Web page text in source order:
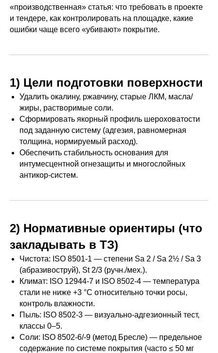
«производственная» статья: что требовать в проекте
и тендере, как контролировать на площадке, какие
ошибки чаще всего «убивают» покрытие.
1) Цели подготовки поверхности
Удалить окалину, ржавчину, старые ЛКМ, масла/
жиры, растворимые соли.
Сформировать якорный профиль шероховатости
под заданную систему (адгезия, равномерная
толщина, нормируемый расход).
Обеспечить стабильность основания для
интумесцентной огнезащиты и многослойных
антикор-систем.
2) Нормативные ориентиры (что
закладывать в ТЗ)
Чистота: ISO 8501-1 — степени Sa 2 / Sa 2½ / Sa 3
(абразивоструй), St 2/3 (ручн./мех.).
Климат: ISO 12944-7 и ISO 8502-4 — температура
стали не ниже +3 °C относительно точки росы,
контроль влажности.
Пыль: ISO 8502-3 — визуально-адгезионный тест,
классы 0–5.
Соли: ISO 8502-6/-9 (метод Бресле) — предельное
содержание по системе покрытия (часто ≤ 50 мг